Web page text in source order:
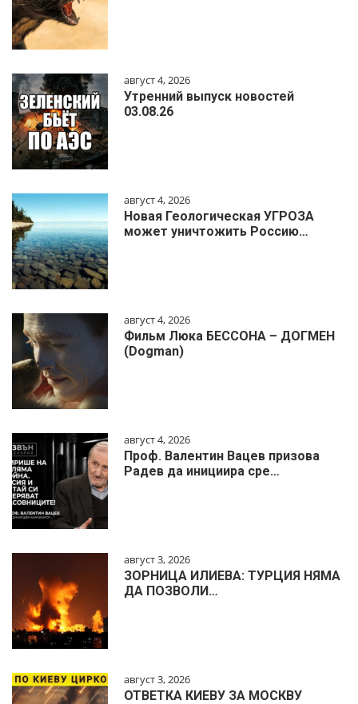
август 4, 2026
Утренний выпуск новостей
03.08.26
август 4, 2026
Новая Геологическая УГРОЗА
может уничтожить Россию…
август 4, 2026
Фильм Люка БЕССОНА – ДОГМЕН
(Dogman)
август 4, 2026
Проф. Валентин Вацев призова
Радев да инициира сре…
август 3, 2026
ЗОРНИЦА ИЛИЕВА: ТУРЦИЯ НЯМА
ДА ПОЗВОЛИ…
август 3, 2026
ОТВЕТКА КИЕВУ ЗА МОСКВУ